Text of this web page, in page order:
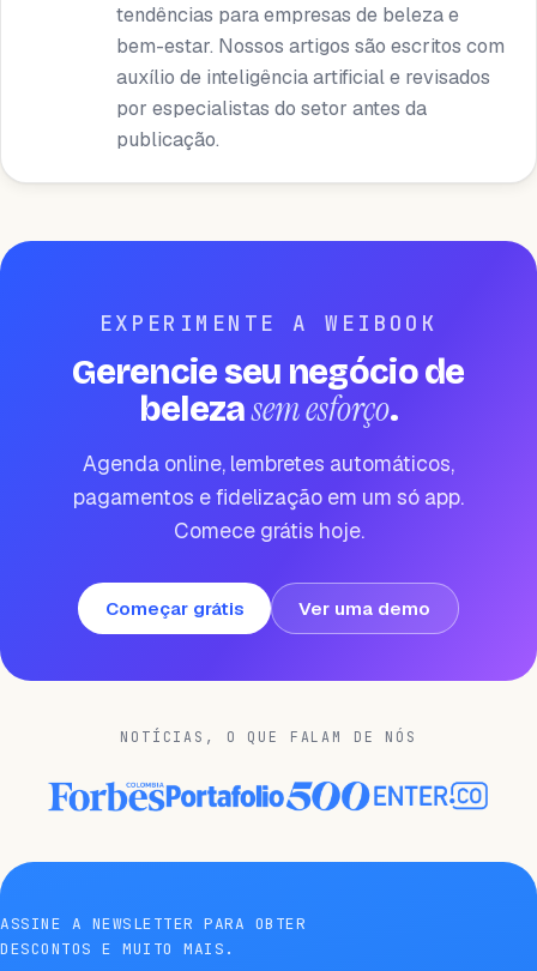
tendências para empresas de beleza e
bem-estar. Nossos artigos são escritos com
auxílio de inteligência artificial e revisados ​​
por especialistas do setor antes da
publicação.
EXPERIMENTE A WEIBOOK
Gerencie seu negócio de
belezasem esforço.
Agenda online, lembretes automáticos,
pagamentos e fidelização em um só app.
Comece grátis hoje.
Começar grátis Ver uma demo
NOTÍCIAS, O QUE FALAM DE NÓS
ASSINE A NEWSLETTER PARA OBTER
DESCONTOS E MUITO MAIS.